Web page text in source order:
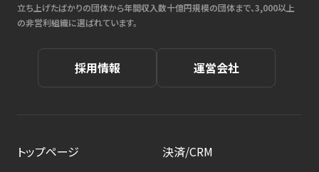
立ち上げたばかりの団体から年間収入数十億円規模の団体まで、3,000以上
の非営利組織に選ばれています。
採用情報 運営会社
トップページ
決済/CRM